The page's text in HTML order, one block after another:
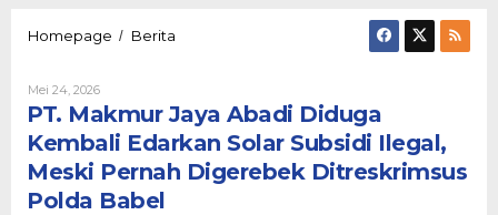
Homepage / Berita
Diduga
Kembali
Edarkan
Solar
Mei 24, 2026Oleh
Admin
Media
PT. Makmur Jaya Abadi Diduga
Kembali Edarkan Solar Subsidi Ilegal,
Meski Pernah Digerebek Ditreskrimsus
Polda Babel